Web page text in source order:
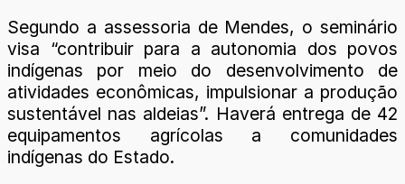
Segundo a assessoria de Mendes, o seminário
visa “contribuir para a autonomia dos povos
indígenas por meio do desenvolvimento de
atividades econômicas, impulsionar a produção
sustentável nas aldeias”. Haverá entrega de 42
equipamentos agrícolas a comunidades
indígenas do Estado.